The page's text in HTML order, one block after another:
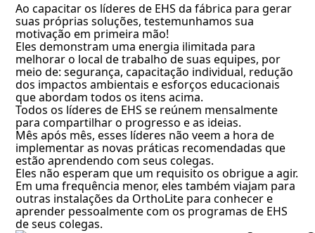
Ao capacitar os líderes de EHS da fábrica para gerar
suas próprias soluções, testemunhamos sua
motivação em primeira mão!
Eles demonstram uma energia ilimitada para
melhorar o local de trabalho de suas equipes, por
meio de: segurança, capacitação individual, redução
dos impactos ambientais e esforços educacionais
que abordam todos os itens acima.
Todos os líderes de EHS se reúnem mensalmente
para compartilhar o progresso e as ideias.
Mês após mês, esses líderes não veem a hora de
implementar as novas práticas recomendadas que
estão aprendendo com seus colegas.
Eles não esperam que um requisito os obrigue a agir.
Em uma frequência menor, eles também viajam para
outras instalações da OrthoLite para conhecer e
aprender pessoalmente com os programas de EHS
de seus colegas.